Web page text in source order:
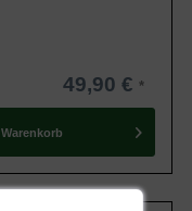
49,90 €
Warenkorb